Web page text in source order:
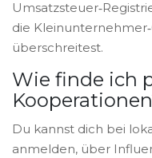
die
überschreitest.
Wie finde ich
Du kannst dich bei
anmelden, über